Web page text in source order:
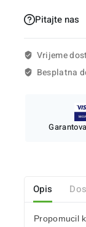
Pitajte nas
Vrijeme
Besplatna
Opis
Propomucil